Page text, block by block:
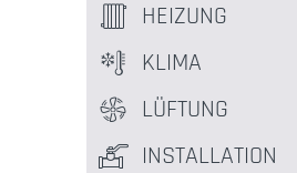
HEIZUNG
KLIMA
LÜFTUNG
INSTALLATION